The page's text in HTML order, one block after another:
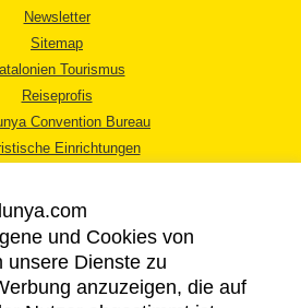
Newsletter
Sitemap
Tourismus
Reiseprofis
Convention Bureau
Einrichtungen
und Cookies von
unsere Dienste zu
anzuzeigen, die auf